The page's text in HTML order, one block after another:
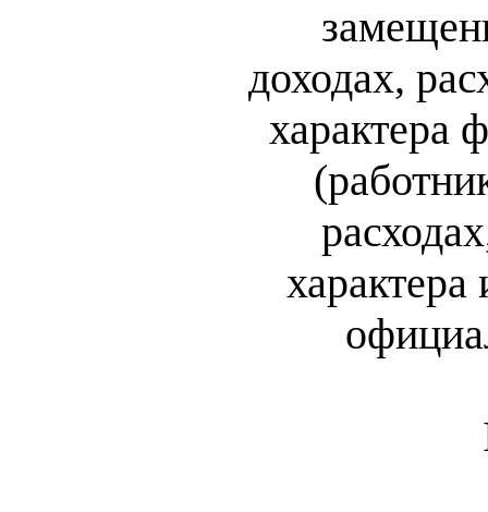
доходах,
характера